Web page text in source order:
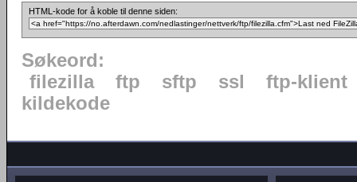
HTML-kode for å koble til denne siden:
Søkeord:
filezilla
ftp sftp ssl
ftp-klient
kildekode